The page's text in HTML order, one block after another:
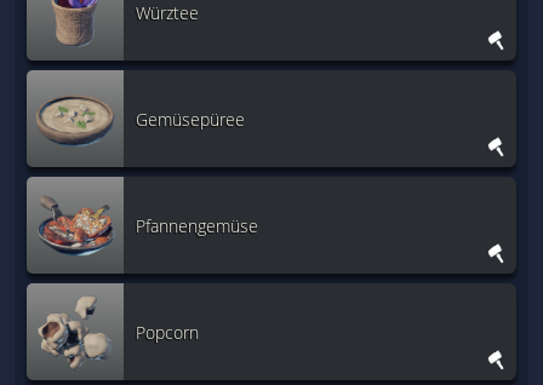
Würztee
Gemüsepüree
Pfannengemüse
Popcorn